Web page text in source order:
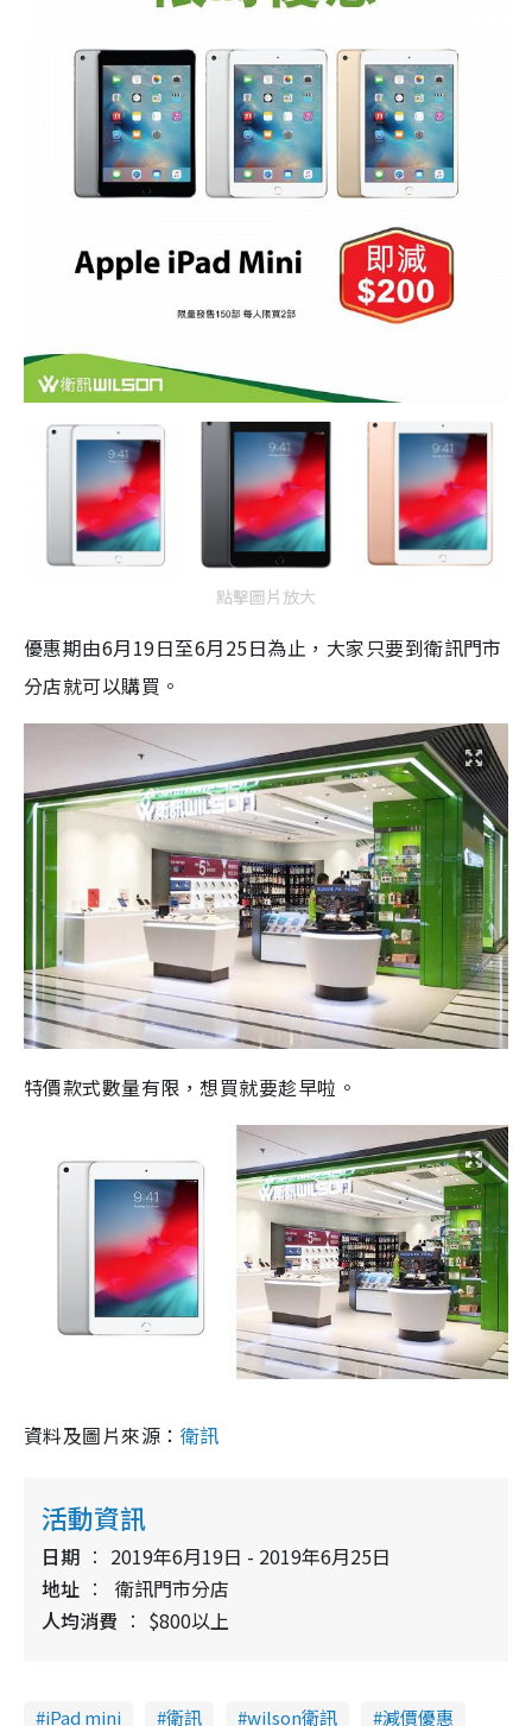
點擊圖片放大
優惠期由6月19日至6月25日為止，大家只要到衛訊門市
分店就可以購買。
特價款式數量有限，想買就要趁早啦。
資料及圖片來源： 衛訊
活動資訊
日期
2019年6月19日 - 2019年6月25日
地址
衛訊門市分店
人均消費
$800以上
iPad mini 衛訊 wilson衛訊 減價優惠